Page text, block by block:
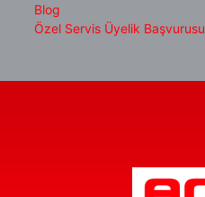
Blog
Özel Servis Üyelik Başvurusu